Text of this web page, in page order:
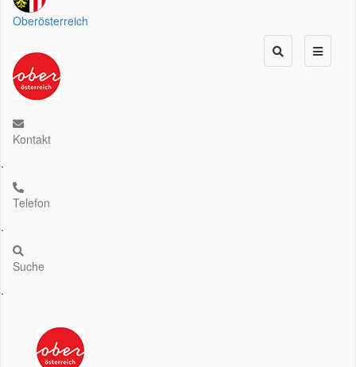
Oberösterreich
Kontakt
.
Telefon
.
Suche
.